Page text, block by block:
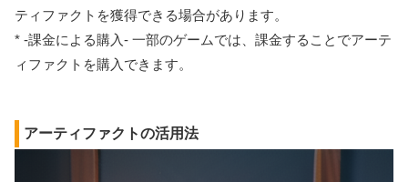
ティファクトを獲得できる場合があります。
* -課金による購入- 一部のゲームでは、課金することでアーテ
ィファクトを購入できます。
アーティファクトの活用法